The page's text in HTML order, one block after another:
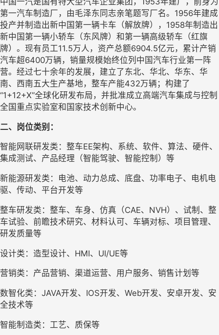
第一汽车制造厂，由毛泽东同志亲笔题写厂名。1956年建成
投产并制造出新中国第一辆卡车（解放牌），1958年制造出
新中国第一辆小轿车（东风牌）和第一辆高级轿车（红旗
牌）。现有员工11.5万人，资产总额6904.5亿元，累计产销
汽车超6400万辆，销量规模始终位列中国汽车行业第一阵
营。经过七十余年的发展，建立了东北、华北、华东、华
南、西南五大生产基地，整车产能432万辆；构建了
“1+12+X”全球化研发布局，并批准成立高端汽车集成与控制
全国重点实验室和国家技术创新中心。
二、岗位类别：
智能网联研发类：整车EE架构、系统、软件、算法、硬件、
集成测试、产品经理（智能驾驶、智能控制）等
新能源研发类：电池、动力总成、底盘、功率电子、电机电
驱、传动、平台开发等
整车研发类：整车、车身、仿真（CAE、NVH）、试制、整
车试验、前瞻技术研究、材料认可、车辆对标、项目管理、
研发质量等
设计类：造型设计、HMI、UI/UE等
营销类：产品营销、渠道运营、用户服务、销售计划等
数智化类：JAVA开发、IOS开发、Web开发、安卓开发、安
全技术等
智能制造类：工艺、质保等